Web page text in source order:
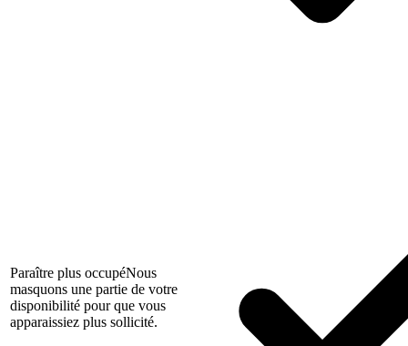
Paraître plus occupéNous
masquons une partie de votre
disponibilité pour que vous
apparaissiez plus sollicité.